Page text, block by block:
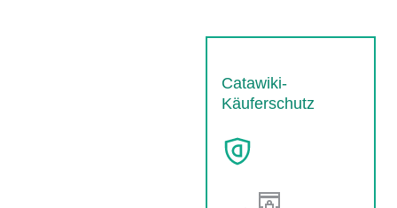
Catawiki-
Käuferschutz